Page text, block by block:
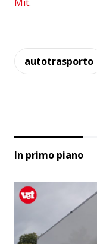
autotrasporto
In primo piano